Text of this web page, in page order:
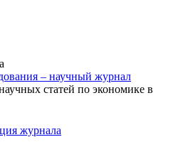
статей по экономике в
журнала